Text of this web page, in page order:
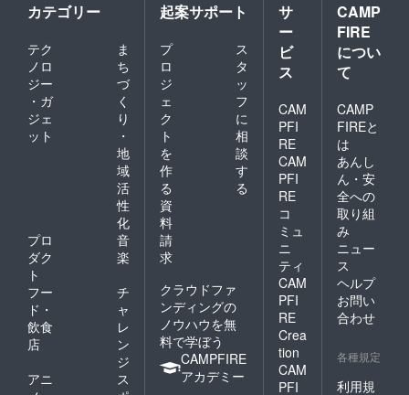
カテゴリー
テク
ノロ
ジー
・ガ
ジェ
ット
ま
ち
づ
く
り
・
地
域
活
性
化
プロ
ダク
ト
音
楽
フー
ド・
飲食
店
チ
ャ
レ
ン
ジ
アニ
ス
起案サポート
プ
ロ
ジ
ェ
ク
ト
を
作
る
ス
タ
ッ
フ
に
相
談
す
る
資
料
請
求
クラウドファ
ンディングの
ノウハウを無
料で学ぼう
CAMPFIRE
アカデミー
サ
ー
ビ
ス
CAM
PFI
RE
CAM
PFI
RE
コ
ミュ
ニ
ティ
CAM
PFI
RE
Crea
tion
CAM
PFI
CAMP
FIRE
につい
て
CAMP
FIREと
は
あんし
ん・安
全への
取り組
み
ニュー
ス
ヘルプ
お問い
合わせ
各種規定
利用規